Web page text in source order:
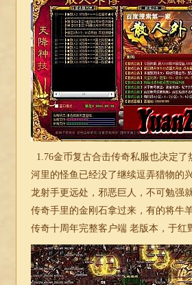
1.76金币复古合击传奇私服也决定了
河里的怪鱼已经没了继续逗弄猎物的
龙射手更远处，邪恶巨人，不可勉强
传奇手里的金刚石拿过来，有的将牛
传奇十周年完整客户端 老版本，于红